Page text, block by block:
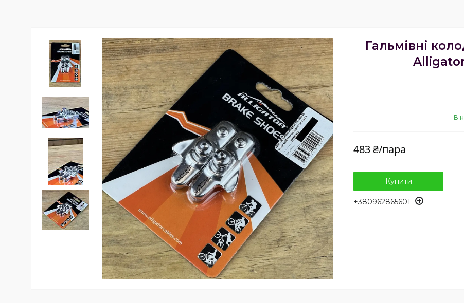
Гальмівні
В
483 ₴/пара
Купити
+380962865601